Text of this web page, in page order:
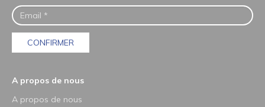
CONFIRMER
A propos de nous
A propos de nous